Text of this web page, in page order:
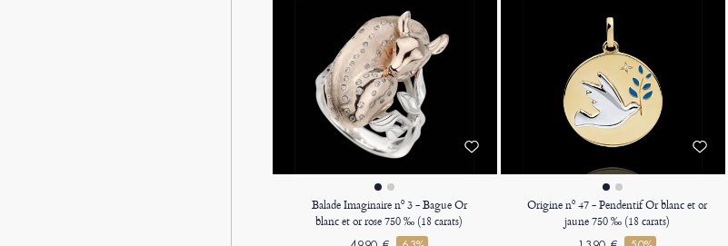
Balade Imaginaire nº 3 - Bague Or
blanc et or rose 750 ‰ (18 carats)
Origine nº 47 - Pendentif Or blanc et or
jaune 750 ‰ (18 carats)